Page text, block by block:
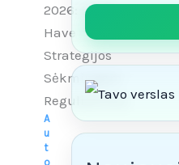
2026: Must-
Have
Strategijos
Sėkmingam
Reguliavimui
A
u
t
o